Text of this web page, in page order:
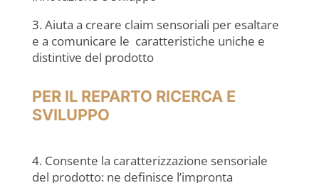
3. Aiuta a creare claim sensoriali per esaltare
e a comunicare le caratteristiche uniche e
distintive del prodotto
PER IL REPARTO RICERCA E
SVILUPPO
4. Consente la caratterizzazione sensoriale
del prodotto: ne definisce l’impronta